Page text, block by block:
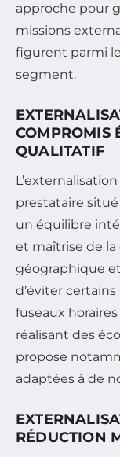
approche pour
missions
figurent parmi
segment.
COMPROMIS
QUALITATIF
prestataire
un équilibre
et maîtrise de
géographique
d’éviter
fuseaux
réalisant des
propose
adaptées à de
RÉDUCTION